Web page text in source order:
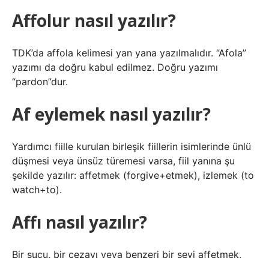
Affolur nasıl yazılır?
TDK’da affola kelimesi yan yana yazılmalıdır. “Afola”
yazımı da doğru kabul edilmez. Doğru yazımı
“pardon”dur.
Af eylemek nasıl yazılır?
Yardımcı fiille kurulan birleşik fiillerin isimlerinde ünlü
düşmesi veya ünsüz türemesi varsa, fiil yanına şu
şekilde yazılır: affetmek (forgive+etmek), izlemek (to
watch+to).
Affı nasıl yazılır?
Bir suçu, bir cezayı veya benzeri bir şeyi affetmek,